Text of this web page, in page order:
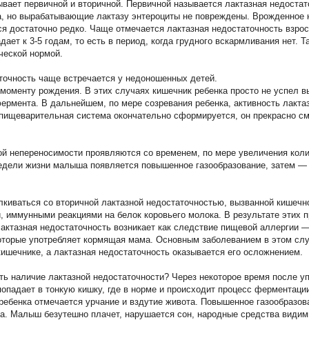
первичной и вторичной. Первичной называется лактазная
но вырабатывающие лактазу энтероциты не повреждены. Врожденное
достаточно редко. Чаще отмечается лактазная недостаточность
к 3-5 годам, то есть в период, когда грудного вскармливания нет.
нормой.
чаще встречается у недоношенных детей.
рождения. В этих случаях кишечник ребенка просто не успел
В дальнейшем, по мере созревания ребенка, активность
система окончательно сформируется, он прекрасно
непереносимости проявляются со временем, по мере увеличения
жизни малыша появляется повышенное газообразование, затем —
со вторичной лактазной недостаточностью, вызванной
реакциями на белок коровьего молока. В результате этих
недостаточность возникает как следствие пищевой аллергии
употребляет кормящая мама. Основным заболеванием в этом
а лактазная недостаточность оказывается его осложнением.
наличие лактазной недостаточности? Через некоторое время после
в тонкую кишку, где в норме и происходит процесс
отмечается урчание и вздутие живота. Повышенное
Малыш безутешно плачет, нарушается сон, народные средства